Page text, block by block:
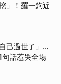
」！羅一鈞近
己過世了」...
話惹哭全場